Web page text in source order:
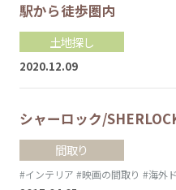
駅から徒歩圏内
土地探し
2020.12.09
シャーロック/
間取り
#インテリア #映画の間取り #海外